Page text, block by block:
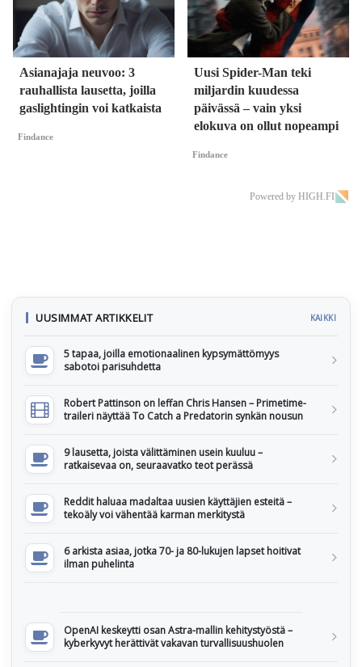
Asianajaja neuvoo: 3
rauhallista lausetta, joilla
gaslightingin voi katkaista
Findance
Uusi Spider-Man teki
miljardin kuudessa
päivässä – vain yksi
elokuva on ollut nopeampi
Findance
Powered by HIGH.FI
UUSIMMAT ARTIKKELIT KAIKKI
5 tapaa, joilla emotionaalinen kypsymättömyys
sabotoi parisuhdetta
Robert Pattinson on leffan Chris Hansen – Primetime-
traileri näyttää To Catch a Predatorin synkän nousun
9 lausetta, joista välittäminen usein kuuluu –
ratkaisevaa on, seuraavatko teot perässä
Reddit haluaa madaltaa uusien käyttäjien esteitä –
tekoäly voi vähentää karman merkitystä
6 arkista asiaa, jotka 70- ja 80-lukujen lapset hoitivat
ilman puhelinta
OpenAI keskeytti osan Astra-mallin kehitystyöstä –
kyberkyvyt herättivät vakavan turvallisuushuolen